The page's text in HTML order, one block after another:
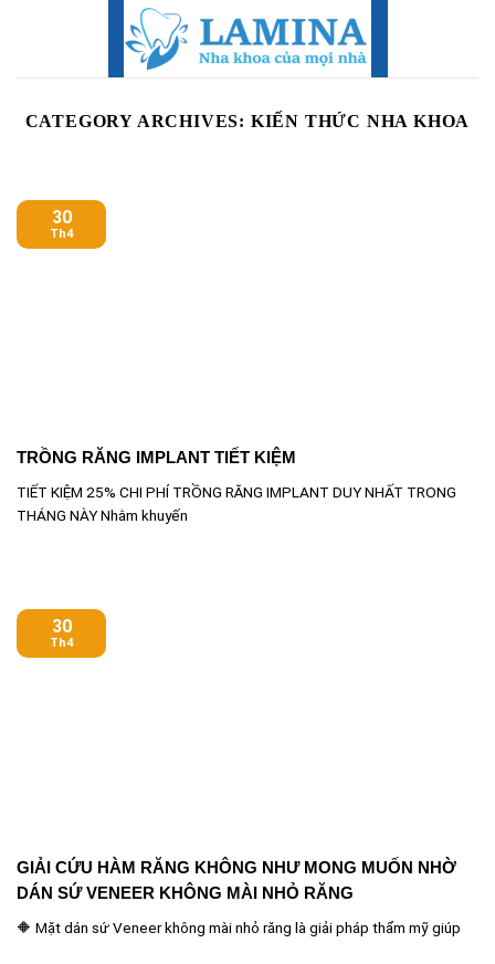
CATEGORY ARCHIVES: KIẾN THỨC NHA KHOA
TRỒNG RĂNG IMPLANT TIẾT KIỆM
TIẾT KIỆM 25% CHI PHÍ TRỒNG RĂNG IMPLANT DUY NHẤT TRONG
THÁNG NÀY Nhằm khuyến
30
Th4
GIẢI CỨU HÀM RĂNG KHÔNG NHƯ MONG MUỐN NHỜ
DÁN SỨ VENEER KHÔNG MÀI NHỎ RĂNG
🔶 Mặt dán sứ Veneer không mài nhỏ răng là giải pháp thẩm mỹ giúp
30
Th4